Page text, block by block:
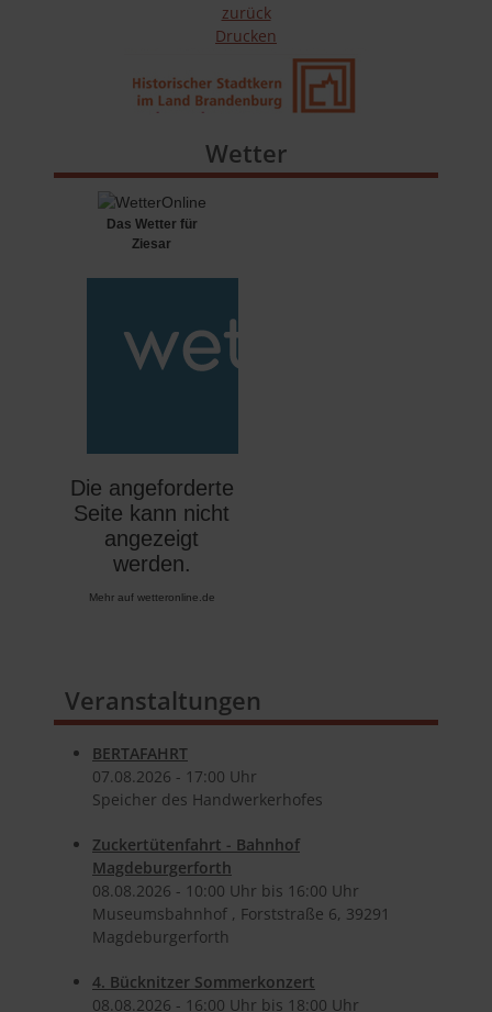
zurück
Drucken
Wetter
Das Wetter für
Ziesar
Mehr auf wetteronline.de
Veranstaltungen
BERTAFAHRT
07.​08.​2026 - 17:00 Uhr
Speicher des Handwerkerhofes
Zuckertütenfahrt - Bahnhof
Magdeburgerforth
08.​08.​2026 - 10:00 Uhr bis 16:00 Uhr
Museumsbahnhof , Forststraße 6, 39291
Magdeburgerforth
4. Bücknitzer Sommerkonzert
08.​08.​2026 - 16:00 Uhr bis 18:00 Uhr